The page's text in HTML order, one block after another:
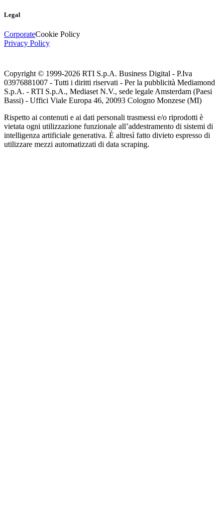
Legal
CorporateCookie Policy
Privacy Policy
Copyright © 1999-2026 RTI S.p.A. Business Digital - P.Iva
03976881007 - Tutti i diritti riservati - Per la pubblicità Mediamond
S.p.A. - RTI S.p.A., Mediaset N.V., sede legale Amsterdam (Paesi
Bassi) - Uffici Viale Europa 46, 20093 Cologno Monzese (MI)
Rispetto ai contenuti e ai dati personali trasmessi e/o riprodotti è
vietata ogni utilizzazione funzionale all’addestramento di sistemi di
intelligenza artificiale generativa. È altresì fatto divieto espresso di
utilizzare mezzi automatizzati di data scraping.